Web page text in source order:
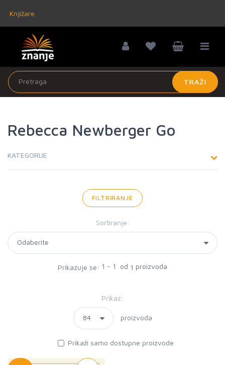
Knjižare
TRAŽI
Rebecca Newberger Go
KATEGORIJE
FILTRIRANJE
Sortiranje:
Prikazuje se: 1 - 1 od 1 proizvoda
Prikaz:
proizvoda
Prikaži samo dostupne proizvode